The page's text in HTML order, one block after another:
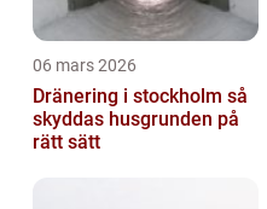
06 mars 2026
Dränering i stockholm så
skyddas husgrunden på
rätt sätt